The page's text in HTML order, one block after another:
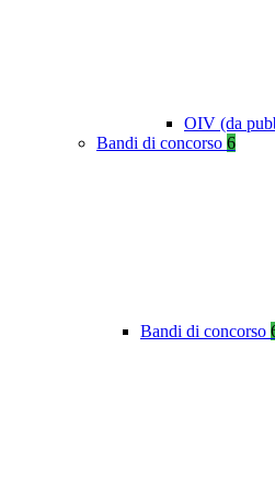
OIV (da
Bandi di concorso 6
Bandi di concorso